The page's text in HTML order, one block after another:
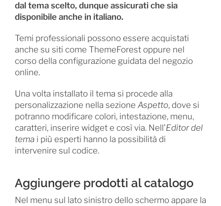
dal tema scelto, dunque assicurati che sia
disponibile anche in italiano.
Temi professionali possono essere acquistati
anche su siti come ThemeForest oppure nel
corso della configurazione guidata del negozio
online.
Una volta installato il tema si procede alla
personalizzazione nella sezione Aspetto, dove si
potranno modificare colori, intestazione, menu,
caratteri, inserire widget e così via. Nell’Editor del
temai più esperti hanno la possibilità di
intervenire sul codice.
Aggiungere prodotti al catalogo
Nel menu sul lato sinistro dello schermo appare la